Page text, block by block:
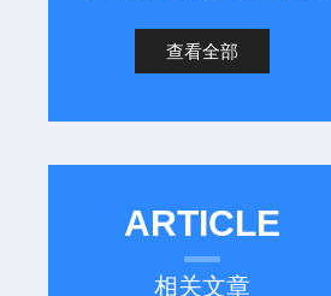
查看全部
ARTICLE
相关文章